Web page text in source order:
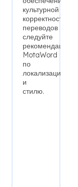
культурной
корректности
переводов
следуйте
рекомендациям
MotaWord
по
локализации
и
стилю.